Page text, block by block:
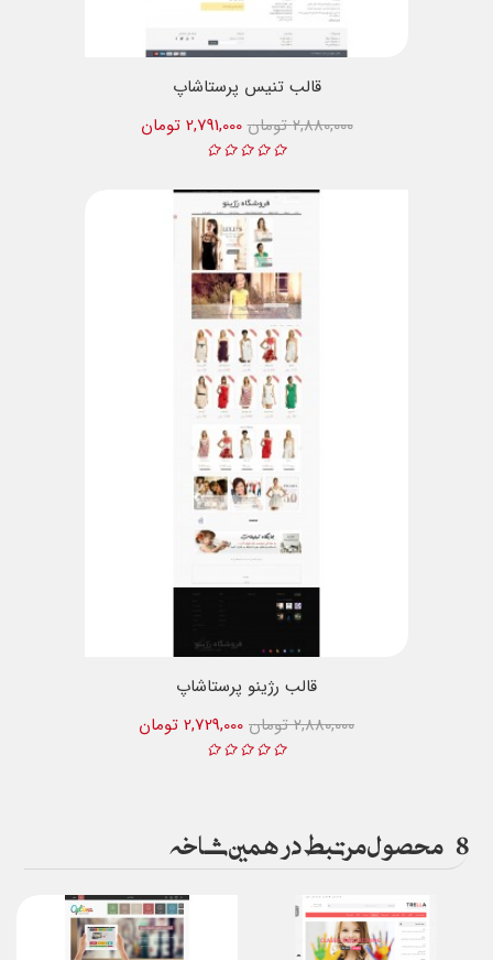
قالب تنیس پرستاشاپ
2,791,000 تومان
2,880,000 تومان
قالب رژینو پرستاشاپ
2,729,000 تومان
2,880,000 تومان
8 محصول مرتبط در همین شاخه